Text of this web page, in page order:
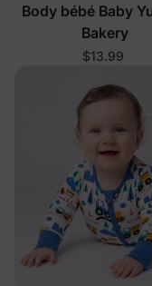
Body bébé Baby
Bakery
$13.99